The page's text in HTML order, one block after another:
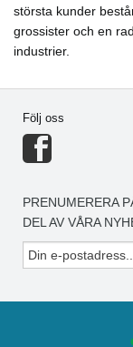
största kunder
grossister och en
industrier.
Följ oss
PRENUMERERA
DEL AV VÅRA